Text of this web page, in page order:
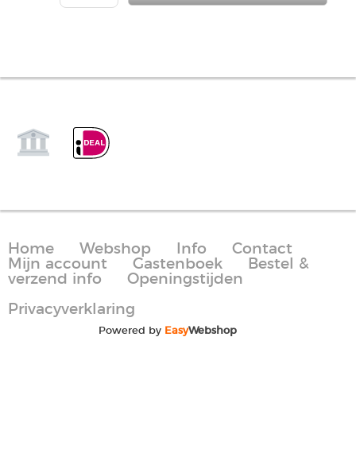
Home Webshop Info
Contact
Mijn account
Gastenboek
Bestel &
verzend info
Openingstijden
Privacyverklaring
Powered by EasyWebshop